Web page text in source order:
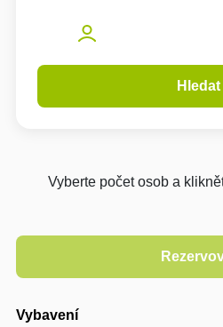
Hledat
Vyberte počet osob a
Vybavení